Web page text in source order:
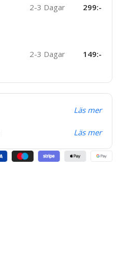
2-3 Dagar 299:-
2-3 Dagar 149:-
Läs mer
Läs mer